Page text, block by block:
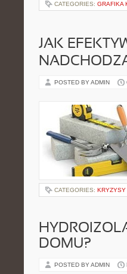
CATEGORIES: GRAFIKA
JAK
POSTED BY ADMIN
CATEGORIES: KRYZYSY
DOMU?
POSTED BY ADMIN